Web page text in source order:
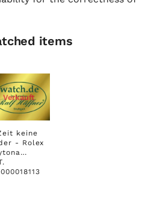
items
Verkauft
keine
- Rolex